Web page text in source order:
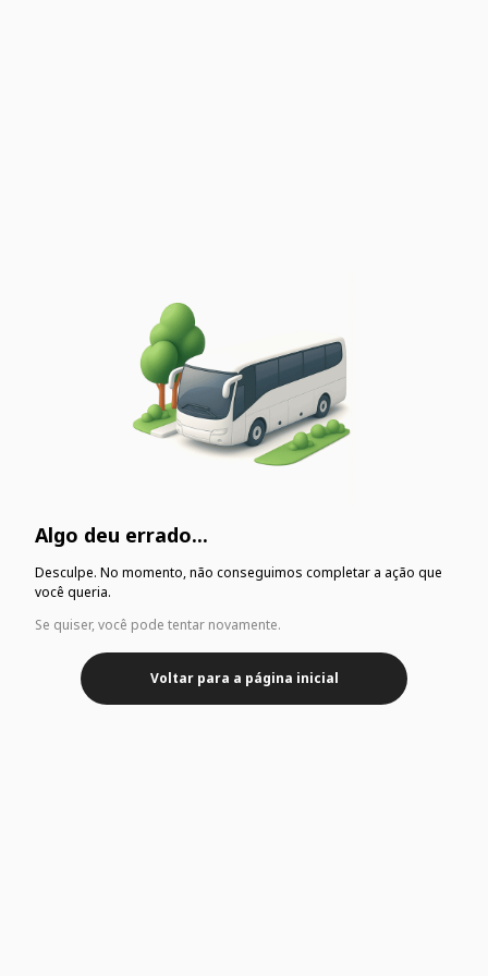
Algo deu errado...
Desculpe. No momento, não conseguimos completar a ação que
você queria.
Se quiser, você pode tentar novamente.
Voltar para a página inicial